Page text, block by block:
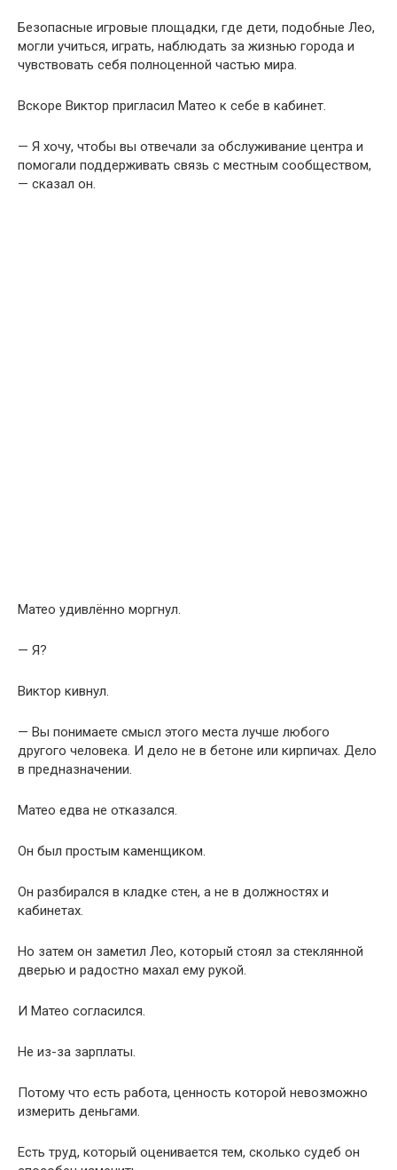
Безопасные игровые площадки, где дети, подобные Лео,
могли учиться, играть, наблюдать за жизнью города и
чувствовать себя полноценной частью мира.
Вскоре Виктор пригласил Матео к себе в кабинет.
— Я хочу, чтобы вы отвечали за обслуживание центра и
помогали поддерживать связь с местным сообществом,
— сказал он.
Матео удивлённо моргнул.
— Я?
Виктор кивнул.
— Вы понимаете смысл этого места лучше любого
другого человека. И дело не в бетоне или кирпичах. Дело
в предназначении.
Матео едва не отказался.
Он был простым каменщиком.
Он разбирался в кладке стен, а не в должностях и
кабинетах.
Но затем он заметил Лео, который стоял за стеклянной
дверью и радостно махал ему рукой.
И Матео согласился.
Не из-за зарплаты.
Потому что есть работа, ценность которой невозможно
измерить деньгами.
Есть труд, который оценивается тем, сколько судеб он